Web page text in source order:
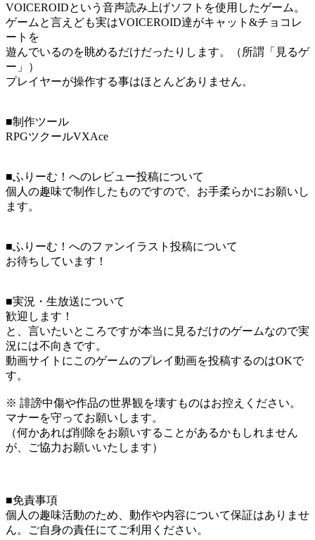
VOICEROIDという音声読み上げソフトを使用したゲーム。
ゲームと言えども実はVOICEROID達がキャット&チョコレ
ートを
遊んでいるのを眺めるだけだったりします。（所謂「見るゲ
ー」）
プレイヤーが操作する事はほとんどありません。
■制作ツール
RPGツクールVXAce
■ふりーむ！へのレビュー投稿について
個人の趣味で制作したものですので、お手柔らかにお願いし
ます。
■ふりーむ！へのファンイラスト投稿について
お待ちしています！
■実況・生放送について
歓迎します！
と、言いたいところですが本当に見るだけのゲームなので実
況には不向きです。
動画サイトにこのゲームのプレイ動画を投稿するのはOKで
す。
※ 誹謗中傷や作品の世界観を壊すものはお控えください。
マナーを守ってお願いします。
（何かあれば削除をお願いすることがあるかもしれません
が、ご協力お願いいたします）
■免責事項
個人の趣味活動のため、動作や内容について保証はありませ
ん。ご自身の責任にてご利用ください。